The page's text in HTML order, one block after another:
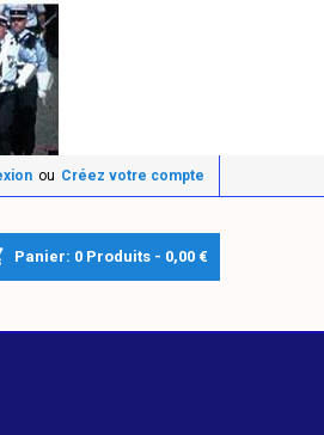
ou Créez votre compte
Panier: 0 Produits - 0,00 €